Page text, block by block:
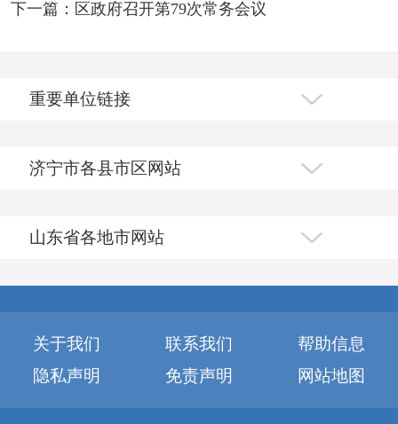
下一篇：区政府召开第79次常务会议
重要单位链接
济宁市各县市区网站
山东省各地市网站
关于我们 联系我们
帮助信息
隐私声明
免责声明 网站地图